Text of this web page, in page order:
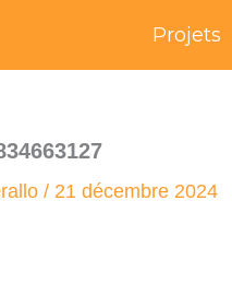
Projets
/ 21 décembre 2024